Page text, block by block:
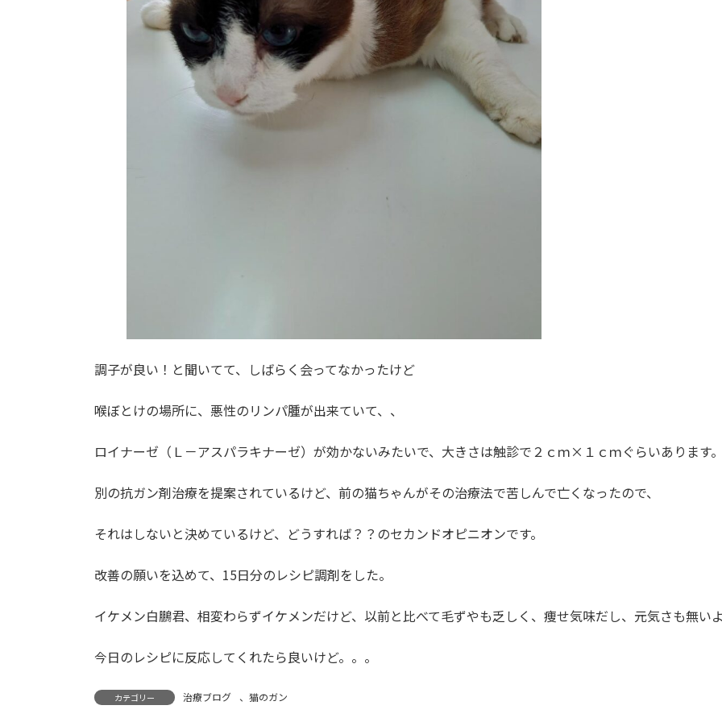
調子が良い！と聞いてて、しばらく会ってなかったけど
喉ぼとけの場所に、悪性のリンパ腫が出来ていて、、
ロイナーゼ（Ｌ－アスパラキナーゼ）が効かないみたいで、大きさは触診で２ｃｍ×１ｃｍぐらいあります。
別の抗ガン剤治療を提案されているけど、前の猫ちゃんがその治療法で苦しんで亡くなったので、
それはしないと決めているけど、どうすれば？？のセカンドオピニオンです。
改善の願いを込めて、15日分のレシピ調剤をした。
イケメン白鵬君、相変わらずイケメンだけど、以前と比べて毛ずやも乏しく、痩せ気味だし、元気さも無いよ
今日のレシピに反応してくれたら良いけど。。。
カテゴリー 治療ブログ 、 猫のガン